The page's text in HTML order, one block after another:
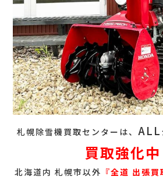
札幌除雪機買取センターは、 ALL
買取強化中
北海道内 札幌市以外 『全道 出張買